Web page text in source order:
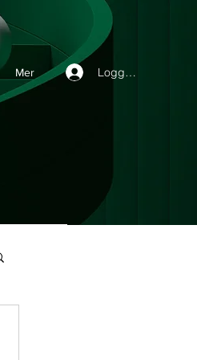
Mer Logga in